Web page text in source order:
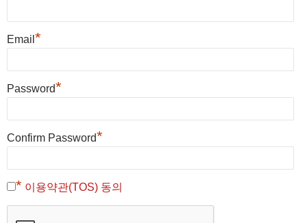
Email *
Password*
Confirm Password*
* 이용약관(TOS) 동의